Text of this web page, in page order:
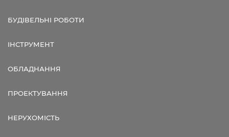
БУДІВЕЛЬНІ РОБОТИ
ІНСТРУМЕНТ
ОБЛАДНАННЯ
ПРОЕКТУВАННЯ
НЕРУХОМІСТЬ